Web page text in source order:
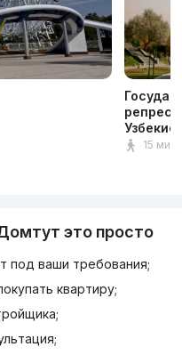
15 мин
это просто
под ваши требования;
квартиру;